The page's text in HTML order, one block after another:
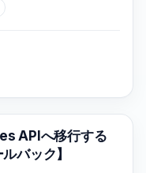
APIへ移行する
バック】